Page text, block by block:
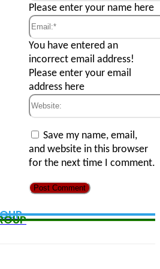
Name:*
Please enter your name here
Email:*
You have entered an
incorrect email address!
Please enter your email
address here
Save my name, email,
and website in this browser
for the next time I comment.